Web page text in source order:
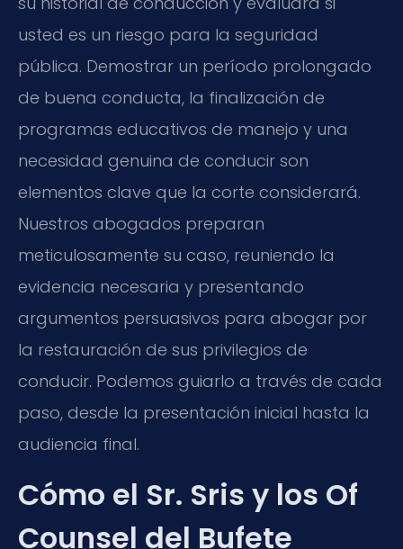
usted es un riesgo para la seguridad
pública. Demostrar un período prolongado
de buena conducta, la finalización de
programas educativos de manejo y una
necesidad genuina de conducir son
elementos clave que la corte considerará.
Nuestros abogados preparan
meticulosamente su caso, reuniendo la
evidencia necesaria y presentando
argumentos persuasivos para abogar por
la restauración de sus privilegios de
conducir. Podemos guiarlo a través de cada
paso, desde la presentación inicial hasta la
audiencia final.
Cómo el Sr. Sris y los Of
Counsel del Bufete